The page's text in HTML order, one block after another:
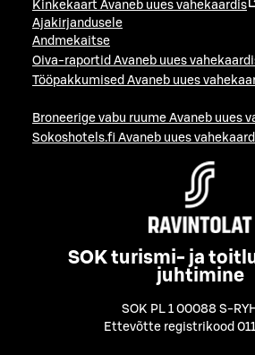
Kinkekaart Avaneb uues vahekaardis
Ajakirjandusele
Andmekaitse
Oiva-raportid Avaneb uues
Tööpakkumised Avaneb uues
Broneerige vabu ruume Avaneb uues
Sokoshotels.fi Avaneb uues
SOK turismi- ja
juhtimine
SOK PL 1 00088 S-
Ettevõtte registrikood